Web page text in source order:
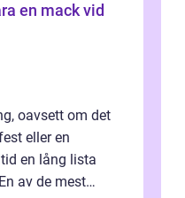
oavsett om det
eller en
en lång lista
av de mest